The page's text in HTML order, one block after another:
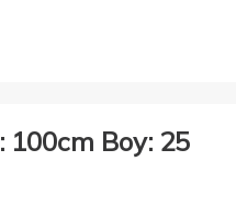
100cm Boy: 25